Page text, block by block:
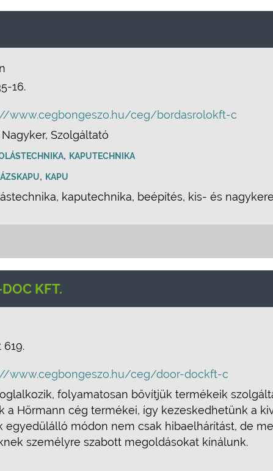
16.
www.cegbongeszo.hu/ceg/bordasrolokft-c
Szolgáltató
, KAPUTECHNIKA
, KAPU
kaputechnika, beépítés, kis- és
KFT.
619.
www.cegbongeszo.hu/ceg/door-dockft-c
folyamatosan bővítjük termékeik
a Hörmann cég termékei, így kezeskedhetünk a
egyedülálló módon nem csak hibaelhárítást, de
személyre szabott megoldásokat kínálunk.